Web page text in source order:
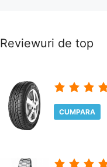
Reviewuri de top
CUMPARA